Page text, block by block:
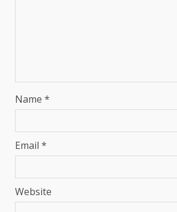
Name *
Email *
Website